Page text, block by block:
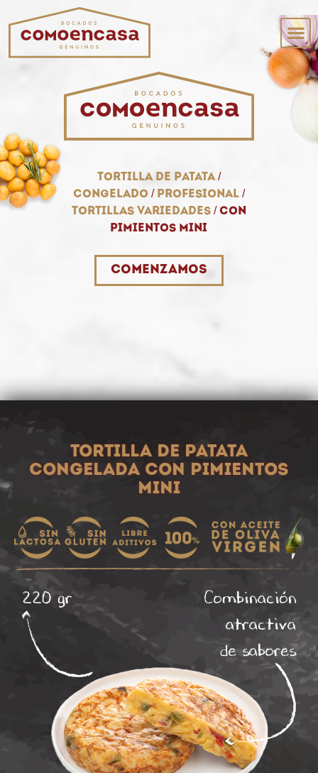
Tortilla de patata/
Congelado/ Profesional/
Tortillas variedades/ Con
pimientos mini
Comenzamos
Tortilla de patata
congelada con pimientos
mini
220 gr
Combinación
atractiva
de sabores